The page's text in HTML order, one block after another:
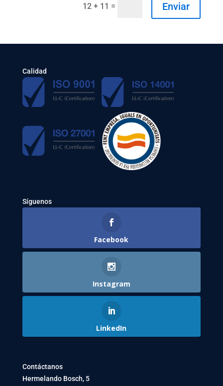
12 + 11 = Enviar
Calidad
Síguenos
Facebook
Instagram
LinkedIn
Contáctanos
Hermelando Bosch, 5